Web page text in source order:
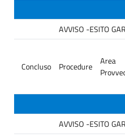
AVVISO -ESITO
Concluso Procedure
Area
AVVISO -ESITO